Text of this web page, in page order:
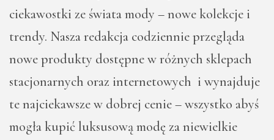
ciekawostki ze świata mody – nowe kolekcje i
trendy. Nasza redakcja codziennie przegląda
nowe produkty dostępne w różnych sklepach
stacjonarnych oraz internetowych i wynajduje
te najciekawsze w dobrej cenie – wszystko abyś
mogła kupić luksusową modę za niewielkie